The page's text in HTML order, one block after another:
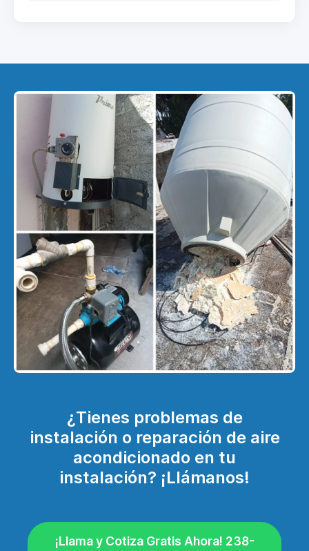
¿Tienes problemas de
instalación o reparación de aire
acondicionado en tu
instalación? ¡Llámanos!
¡Llama y Cotiza Gratis Ahora! 238-